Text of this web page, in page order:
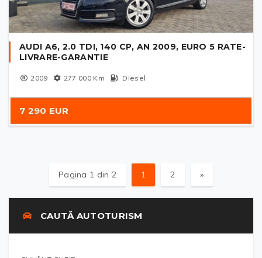
AUDI A6, 2.0 TDI, 140 CP, AN 2009, EURO 5 RATE-
LIVRARE-GARANTIE
2009 277 000Km Diesel
7 290 EUR
Pagina 1 din 2 1 2 »
CAUTĂ AUTOTURISM